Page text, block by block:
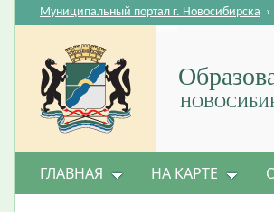
Муниципальный портал г. Новосибирска ›
ГЛАВНАЯ НА КАРТЕ